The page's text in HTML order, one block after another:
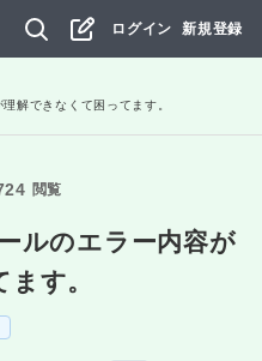
ログイン 新規登録
解できなくて困ってます。
閲覧
ルのエラー内容が
す。